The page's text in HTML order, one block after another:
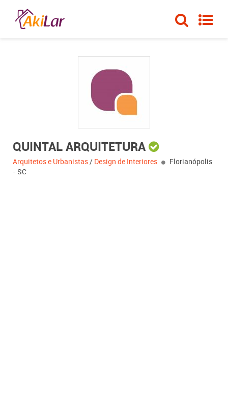
QUINTAL ARQUITETURA
Arquitetos e Urbanistas/ Design de Interiores
Florianópolis
- SC